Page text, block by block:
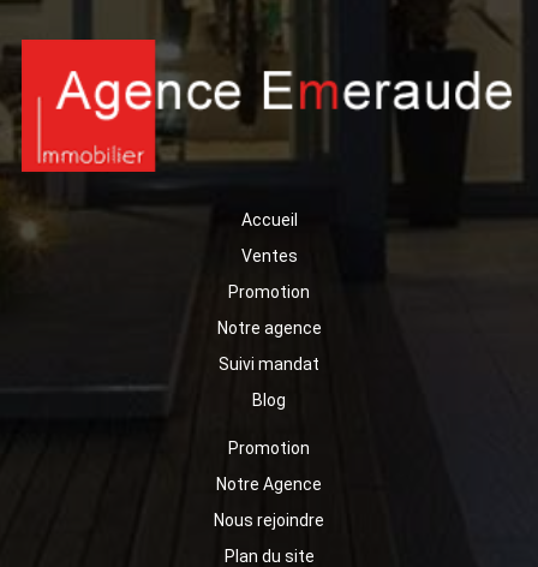
Accueil
Ventes
Promotion
Notre agence
Suivi mandat
Blog
Promotion
Notre Agence
Nous rejoindre
Plan du site